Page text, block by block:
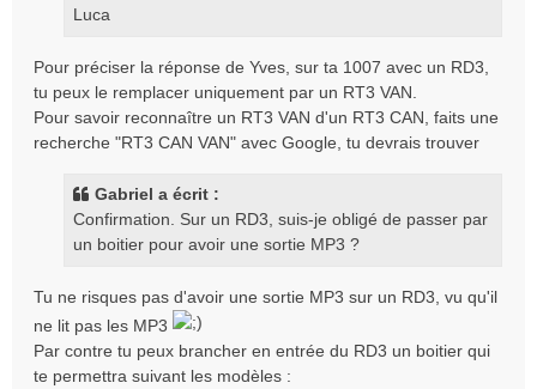
Luca
Pour préciser la réponse de Yves, sur ta 1007 avec un RD3,
tu peux le remplacer uniquement par un RT3 VAN.
Pour savoir reconnaître un RT3 VAN d'un RT3 CAN, faits une
recherche "RT3 CAN VAN" avec Google, tu devrais trouver
Gabriel a écrit :
Confirmation. Sur un RD3, suis-je obligé de passer par
un boitier pour avoir une sortie MP3 ?
Tu ne risques pas d'avoir une sortie MP3 sur un RD3, vu qu'il
ne lit pas les MP3
Par contre tu peux brancher en entrée du RD3 un boitier qui
te permettra suivant les modèles :